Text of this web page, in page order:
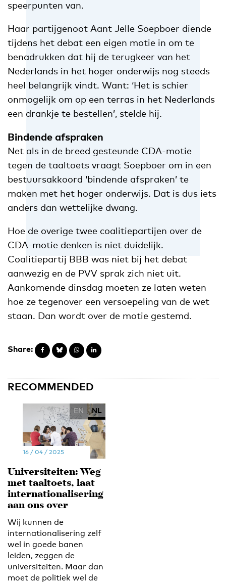
speerpunten van.
Haar partijgenoot Aant Jelle Soepboer diende
tijdens het debat een eigen motie in om te
benadrukken dat hij de terugkeer van het
Nederlands in het hoger onderwijs nog steeds
heel belangrijk vindt. Want: ‘Het is schier
onmogelijk om op een terras in het Nederlands
een drankje te bestellen’, stelde hij.
Bindende afspraken
Net als in de breed gesteunde CDA-motie
tegen de taaltoets vraagt Soepboer om in een
bestuursakkoord ‘bindende afspraken’ te
maken met het hoger onderwijs. Dat is dus iets
anders dan wettelijke dwang.
Hoe de overige twee coalitiepartijen over de
CDA-motie denken is niet duidelijk.
Coalitiepartij BBB was niet bij het debat
aanwezig en de PVV sprak zich niet uit.
Aankomende dinsdag moeten ze laten weten
hoe ze tegenover een versoepeling van de wet
staan. Dan wordt over de motie gestemd.
Share:
RECOMMENDED
EN NL
16 / 04 / 2025
Universiteiten: Weg
met taaltoets, laat
internationalisering
aan ons over
Wij kunnen de
internationalisering zelf
wel in goede banen
leiden, zeggen de
universiteiten. Maar dan
moet de politiek wel de